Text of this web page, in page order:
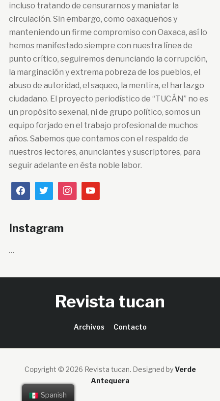
incluso tratando de censurarnos y maniatar la
circulación. Sin embargo, como oaxaqueños y
manteniendo un firme compromiso con Oaxaca, así lo
hemos manifestado siempre con nuestra línea de
punto crítico, seguiremos denunciando la corrupción,
la marginación y extrema pobreza de los pueblos, el
abuso de autoridad, el saqueo, la mentira, el hartazgo
ciudadano. El proyecto periodístico de “TUCÁN” no es
un propósito sexenal, ni de grupo político, somos un
equipo forjado en el trabajo profesional de muchos
años. Sabemos que contamos con el respaldo de
nuestros lectores, anunciantes y suscriptores, para
seguir adelante en ésta noble labor.
Instagram
…
Revista tucan
Archivos Contacto
Copyright © 2026 Revista tucan. Designed byVerde
Antequera
Spanish